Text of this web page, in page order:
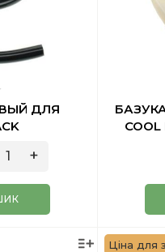
ДЛЯ
Ціна для